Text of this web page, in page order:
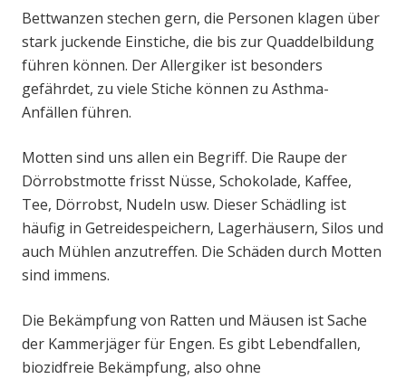
Bettwanzen stechen gern, die Personen klagen über
stark juckende Einstiche, die bis zur Quaddelbildung
führen können. Der Allergiker ist besonders
gefährdet, zu viele Stiche können zu Asthma-
Anfällen führen.
Motten sind uns allen ein Begriff. Die Raupe der
Dörrobstmotte frisst Nüsse, Schokolade, Kaffee,
Tee, Dörrobst, Nudeln usw. Dieser Schädling ist
häufig in Getreidespeichern, Lagerhäusern, Silos und
auch Mühlen anzutreffen. Die Schäden durch Motten
sind immens.
Die Bekämpfung von Ratten und Mäusen ist Sache
der Kammerjäger für Engen. Es gibt Lebendfallen,
biozidfreie Bekämpfung, also ohne